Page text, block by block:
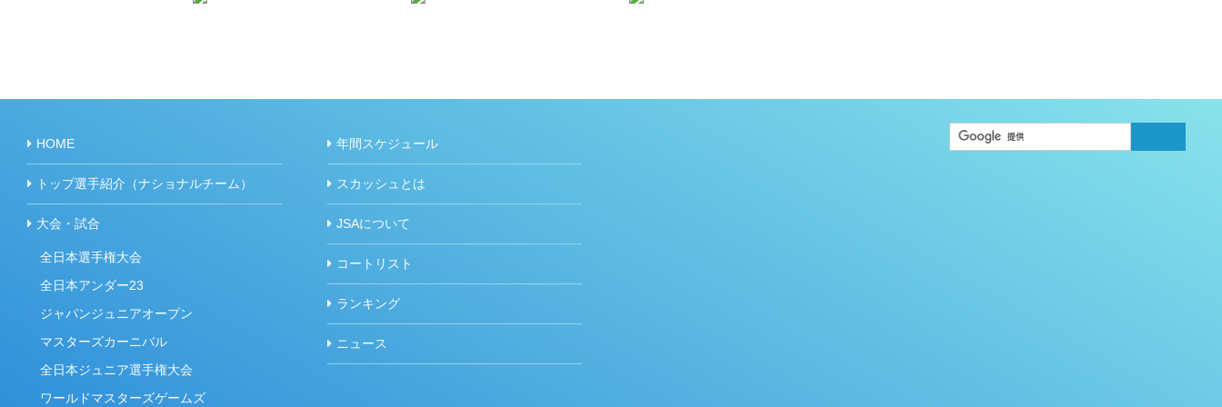
HOME
トップ選手紹介（ナショナルチーム）
大会・試合
全日本選手権大会
全日本アンダー23
ジャパンジュニアオープン
マスターズカーニバル
全日本ジュニア選手権大会
ワールドマスターズゲームズ
年間スケジュール
スカッシュとは
JSAについて
コートリスト
ランキング
ニュース